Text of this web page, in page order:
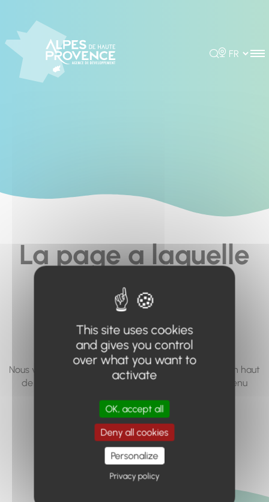
Rechercher
Choisir la
La page a laquelle
vous cherchez à
accéder n'existe
pas... ou plus.
Nous vous invitons à utiliser le moteur de recherche en haut
de page, ou à utiliser le menu pour trouver le contenu
Retour à l'accueil
This site uses cookies
and gives you control
over what you want to
activate
OK, accept all
Deny all cookies
Personalize
Privacy policy